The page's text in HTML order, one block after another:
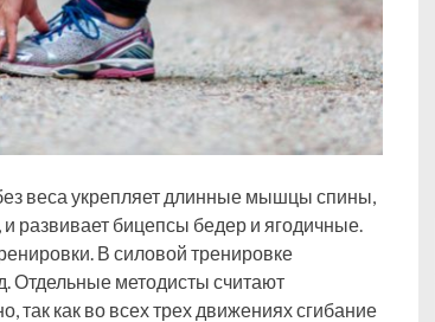
веса укрепляет длинные мышцы спины,
развивает бицепсы бедер и ягодичные.
В силовой тренировке
Отдельные методисты считают
как во всех трех движениях сгибание